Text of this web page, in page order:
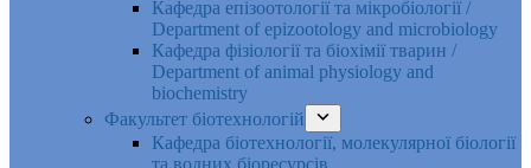
Кафедра епізоотології та мікробіології /
Department of epizootology and microbiology
Кафедра фізіології та біохімії тварин /
Department of animal physiology and
biochemistry
Факультет біотехнологій
Кафедра біотехнології, молекулярної біології
та водних біоресурсів